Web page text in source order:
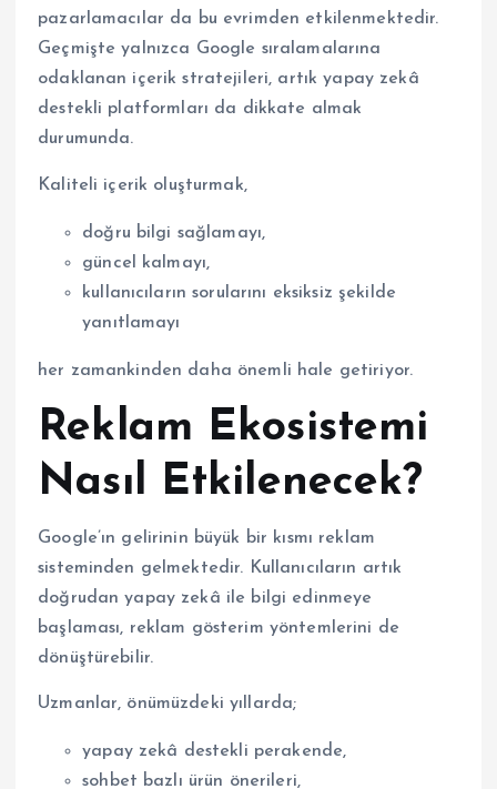
pazarlamacılar da bu evrimden etkilenmektedir.
Geçmişte yalnızca Google sıralamalarına
odaklanan içerik stratejileri, artık yapay zekâ
destekli platformları da dikkate almak
durumunda.
Kaliteli içerik oluşturmak,
doğru bilgi sağlamayı,
güncel kalmayı,
kullanıcıların sorularını eksiksiz şekilde
yanıtlamayı
her zamankinden daha önemli hale getiriyor.
Reklam Ekosistemi
Nasıl Etkilenecek?
Google’ın gelirinin büyük bir kısmı reklam
sisteminden gelmektedir. Kullanıcıların artık
doğrudan yapay zekâ ile bilgi edinmeye
başlaması, reklam gösterim yöntemlerini de
dönüştürebilir.
Uzmanlar, önümüzdeki yıllarda;
yapay zekâ destekli perakende,
sohbet bazlı ürün önerileri,